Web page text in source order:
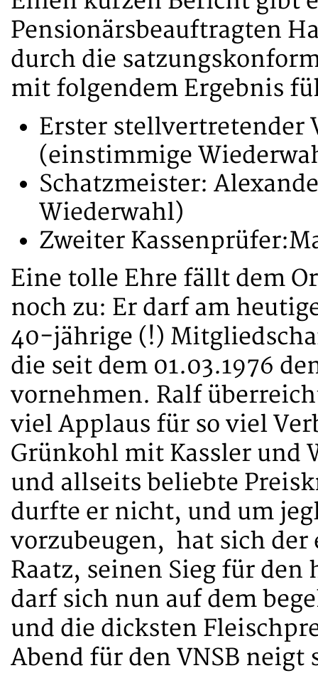
Pensionärsbeauftragten
durch die
mit folgendem Ergebnis
Erster stellvertretender
(einstimmige
Schatzmeister:
Wiederwahl)
Zweiter
Eine tolle Ehre fällt dem
noch zu: Er darf am
40-jährige (!)
die seit dem 01.03.1976
vornehmen. Ralf
viel Applaus für so viel
Grünkohl mit Kassler und
und allseits beliebte
durfte er nicht, und um
vorzubeugen, hat sich
Raatz, seinen Sieg für
darf sich nun auf dem
und die dicksten
Abend für den VNSB neigt